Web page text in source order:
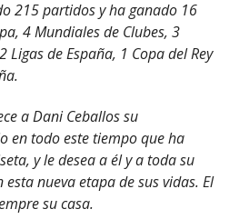
215 partidos y ha ganado 16
4 Mundiales de Clubes, 3
Ligas de España, 1 Copa del Rey
a Dani Ceballos su
en todo este tiempo que ha
y le desea a él y a toda su
nueva etapa de sus vidas. El
su casa.